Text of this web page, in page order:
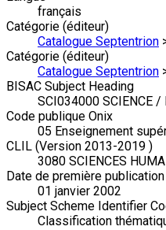
français
Catégorie (éditeur)
Catalogue Septentrion
Catégorie (éditeur)
Catalogue Septentrion
BISAC Subject Heading
SCI034000 SCIENCE
Code publique Onix
05 Enseignement
CLIL (Version 2013-2019 )
3080 SCIENCES
Date de première
01 janvier 2002
Subject Scheme Identifier
Classification